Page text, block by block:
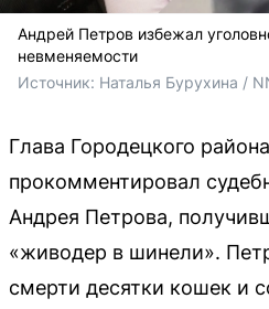
Андрей Петров избежал
невменяемости
Источник: Наталья Бурухина /
Глава Городецкого
прокомментировал
Андрея Петрова,
«живодер в шинели».
смерти десятки кошек и